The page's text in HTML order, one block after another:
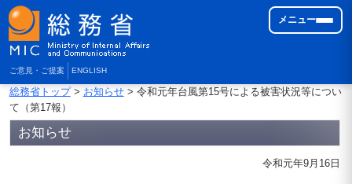
ご意見・ご提案 ENGLISH
メニュー
総務省トップ> お知らせ> 令和元年台風第15号による被害状況等につい
て（第17報）
お知らせ
令和元年9月16日